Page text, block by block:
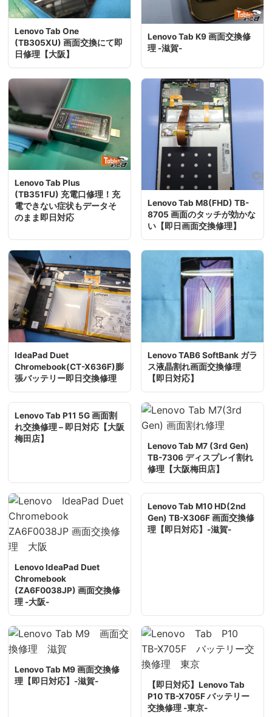
Lenovo Tab One
(TB305XU) 画面交換にて即
日修理【大阪】
Lenovo Tab K9 画面交換修
理 -滋賀-
Lenovo Tab Plus
(TB351FU) 充電口修理！充
電できない症状もデータそ
のまま即日対応
Lenovo Tab M8(FHD) TB-
8705 画面のタッチが効かな
い【即日画面交換修理】
IdeaPad Duet
Chromebook(CT-X636F)膨
張バッテリー即日交換修理
Lenovo TAB6 SoftBank ガラ
ス液晶割れ画面交換修理
【即日対応】
Lenovo Tab P11 5G 画面割
れ交換修理 – 即日対応【大阪
梅田店】
Lenovo Tab M7 (3rd Gen)
TB-7306 ディスプレイ割れ
修理【大阪梅田店】
Lenovo IdeaPad Duet
Chromebook
(ZA6F0038JP) 画面交換修
理 -大阪-
Lenovo Tab M10 HD(2nd
Gen) TB-X306F 画面交換修
理【即日対応】-滋賀-
Lenovo Tab M9 画面交換修
理【即日対応】-滋賀-
【即日対応】Lenovo Tab
P10 TB-X705F バッテリー
交換修理 -東京-